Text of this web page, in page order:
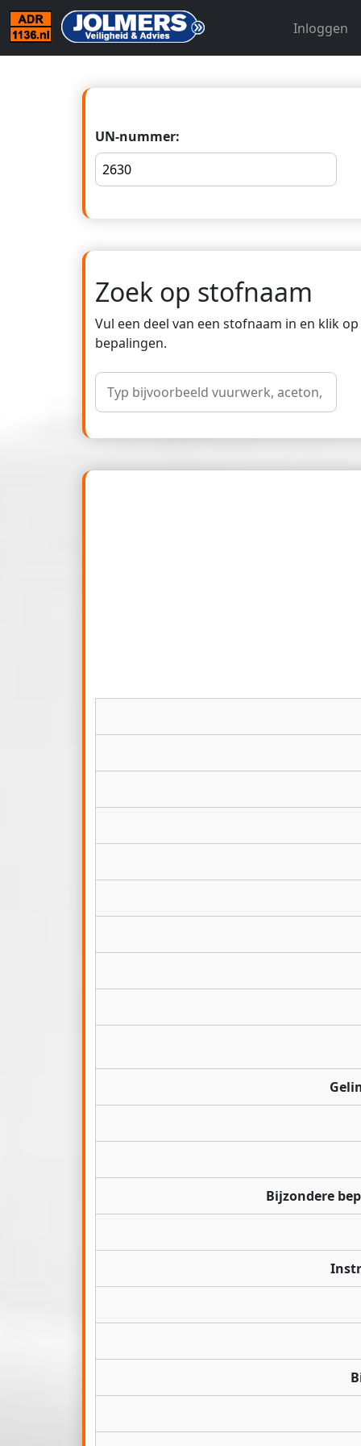
Inloggen
UN-nummer:
Zoek op stofnaam
Vul een deel van een stofnaam in en klik
bepalingen.
Bijzondere